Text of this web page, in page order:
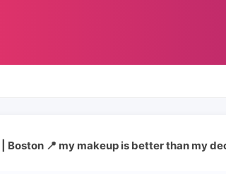
Boston 📍 my makeup is better than my